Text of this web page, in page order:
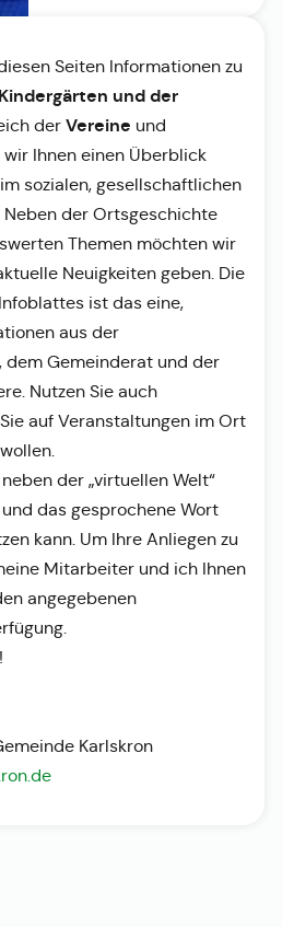
Seiten Informationen zu
und der
der Vereine und
Ihnen einen Überblick
sozialen, gesellschaftlichen
Neben der Ortsgeschichte
Themen möchten wir
Neuigkeiten geben. Die
ist das eine,
aus der
dem Gemeinderat und der
Nutzen Sie auch
auf Veranstaltungen im Ort
der „virtuellen Welt“
das gesprochene Wort
kann. Um Ihre Anliegen zu
Mitarbeiter und ich Ihnen
angegebenen
Karlskron